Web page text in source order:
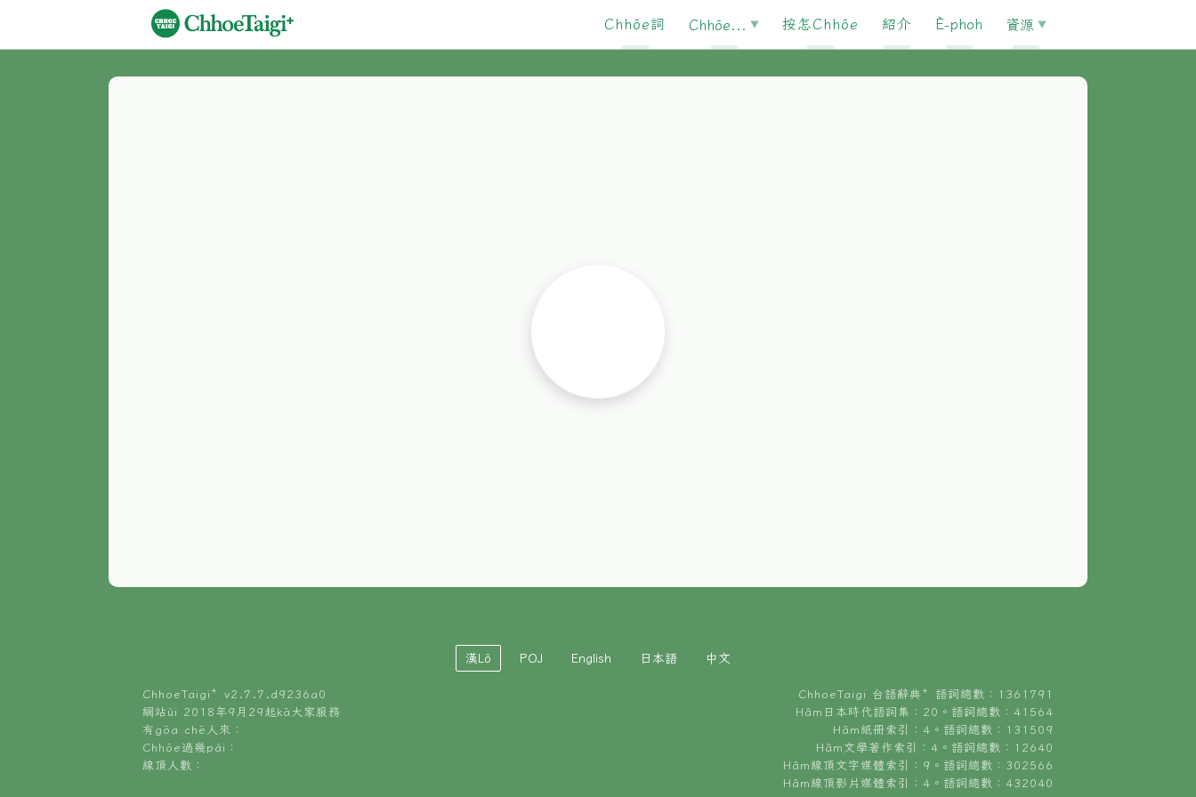
Chhōe詞 Chhōe... 按怎Chhōe 紹介 È-phoh 資源
漢Lô POJ English 日本語 中文
ChhoeTaigi⁺ v2.7.7.d9236a0
網站ùi 2018年9月29起kā大家服務
有gōa chē人來：
Chhōe過幾pái：
線頂人數：
ChhoeTaigi 台語辭典⁺ 語詞總數：1361791
Hâm日本時代語詞集：20。語詞總數：41564
Hâm紙冊索引：4。語詞總數：131509
Hâm文學著作索引：4。語詞總數：12640
Hâm線頂文字媒體索引：9。語詞總數：302566
Hâm線頂影片媒體索引：4。語詞總數：432040